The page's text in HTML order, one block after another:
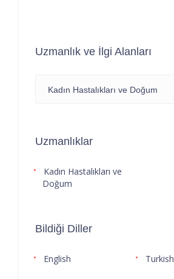
Uzmanlık ve İlgi Alanları
Kadın Hastalıkları ve Doğum
Uzmanlıklar
Kadın Hastalıkları ve
Doğum
Bildiği Diller
English Turkish